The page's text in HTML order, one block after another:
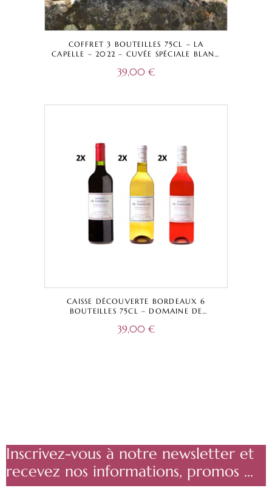
COFFRET 3 BOUTEILLES 75CL – LA
CAPELLE – 2022 – CUVÉE SPÉCIALE BLANC
– VIN DE FRANCE
39,00 €
CAISSE DÉCOUVERTE BORDEAUX 6
BOUTEILLES 75CL – DOMAINE DE
BORDEAUX A.O.C.
39,00 €
Inscrivez-vous à notre newsletter et
recevez nos informations, promos ...